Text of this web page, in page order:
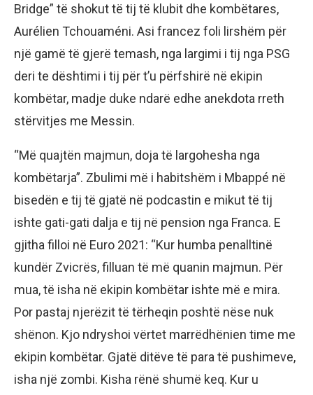
Bridge” të shokut të tij të klubit dhe kombëtares,
Aurélien Tchouaméni. Asi francez foli lirshëm për
një gamë të gjerë temash, nga largimi i tij nga PSG
deri te dështimi i tij për t’u përfshirë në ekipin
kombëtar, madje duke ndarë edhe anekdota rreth
stërvitjes me Messin.
“Më quajtën majmun, doja të largohesha nga
kombëtarja”. Zbulimi më i habitshëm i Mbappé në
bisedën e tij të gjatë në podcastin e mikut të tij
ishte gati-gati dalja e tij në pension nga Franca. E
gjitha filloi në Euro 2021: “Kur humba penalltinë
kundër Zvicrës, filluan të më quanin majmun. Për
mua, të isha në ekipin kombëtar ishte më e mira.
Por pastaj njerëzit të tërheqin poshtë nëse nuk
shënon. Kjo ndryshoi vërtet marrëdhënien time me
ekipin kombëtar. Gjatë ditëve të para të pushimeve,
isha një zombi. Kisha rënë shumë keq. Kur u